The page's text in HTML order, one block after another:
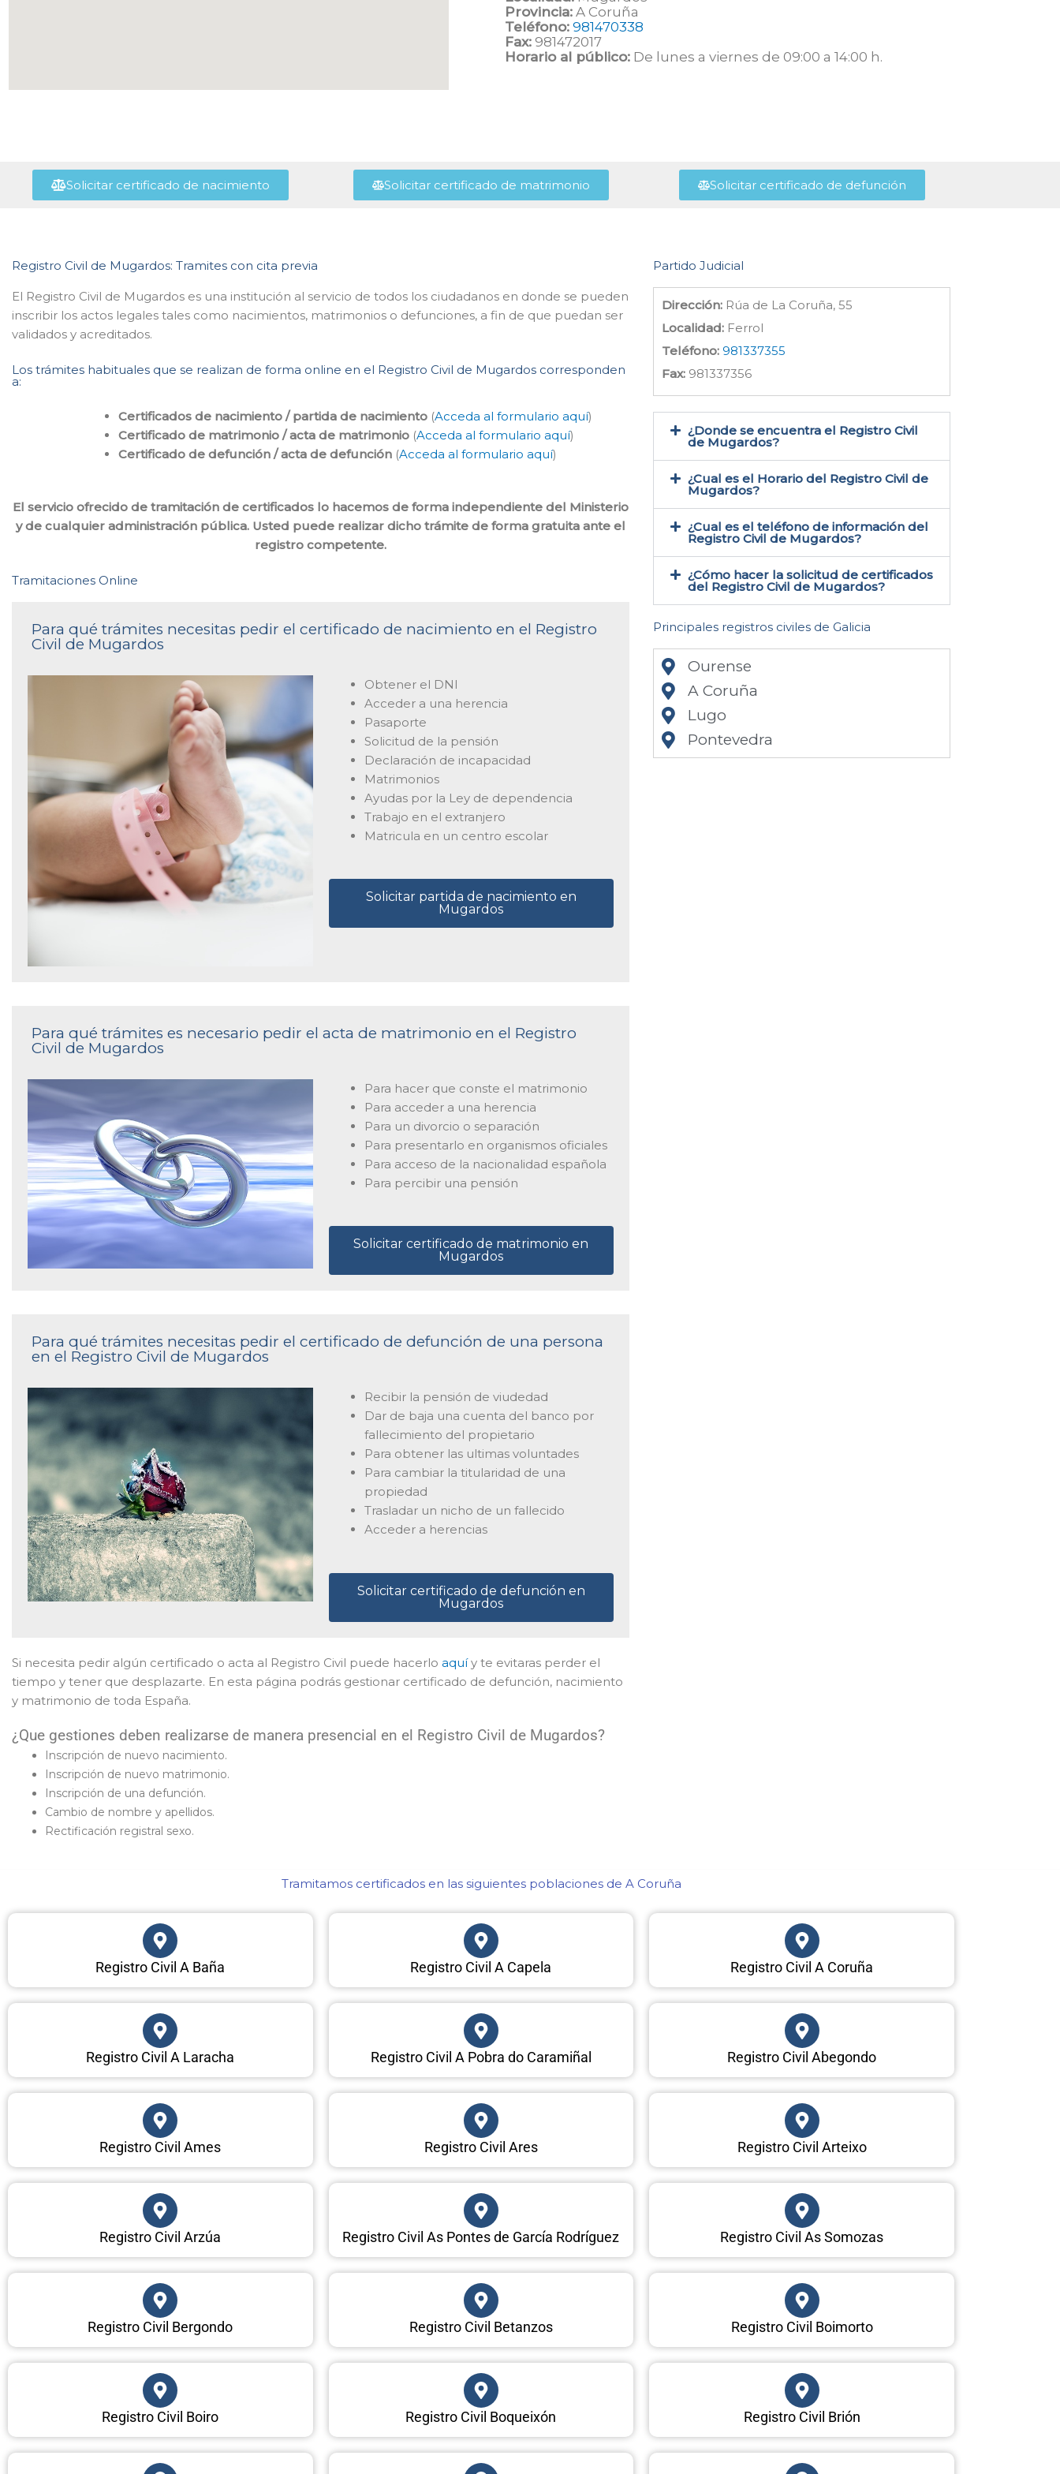
Provincia: A Coruña
Teléfono: 981470338
Fax: 981472017
Horario al público: De lunes a viernes de 09:00 a 14:00 h.
Solicitar certificado de nacimiento Solicitar certificado de matrimonio Solicitar certificado de defunción
Registro Civil de Mugardos: Tramites con cita previa
El Registro Civil de Mugardos es una institución al servicio de todos los ciudadanos en donde se pueden
inscribir los actos legales tales como nacimientos, matrimonios o defunciones, a fin de que puedan ser
validados y acreditados.
Los trámites habituales que se realizan de forma online en el Registro Civil de Mugardos corresponden
a:
Certificados de nacimiento / partida de nacimiento (Acceda al formulario aquí)
Certificado de matrimonio / acta de matrimonio (Acceda al formulario aquí)
Certificado de defunción / acta de defunción (Acceda al formulario aquí)
El servicio ofrecido de tramitación de certificados lo hacemos de forma independiente del Ministerio
y de cualquier administración pública. Usted puede realizar dicho trámite de forma gratuita ante el
registro competente.
Tramitaciones Online
Para qué trámites necesitas pedir el certificado de nacimiento en el Registro
Civil de Mugardos
Obtener el DNI
Acceder a una herencia
Pasaporte
Solicitud de la pensión
Declaración de incapacidad
Matrimonios
Ayudas por la Ley de dependencia
Trabajo en el extranjero
Matricula en un centro escolar
Solicitar partida de nacimiento en
Mugardos
Para qué trámites es necesario pedir el acta de matrimonio en el Registro
Civil de Mugardos
Para hacer que conste el matrimonio
Para acceder a una herencia
Para un divorcio o separación
Para presentarlo en organismos oficiales
Para acceso de la nacionalidad española
Para percibir una pensión
Solicitar certificado de matrimonio en
Mugardos
Para qué trámites necesitas pedir el certificado de defunción de una persona
en el Registro Civil de Mugardos
Recibir la pensión de viudedad
Dar de baja una cuenta del banco por
fallecimiento del propietario
Para obtener las ultimas voluntades
Para cambiar la titularidad de una
propiedad
Trasladar un nicho de un fallecido
Acceder a herencias
Solicitar certificado de defunción en
Mugardos
Si necesita pedir algún certificado o acta al Registro Civil puede hacerlo aquíy te evitaras perder el
tiempo y tener que desplazarte. En esta página podrás gestionar certificado de defunción, nacimiento
y matrimonio de toda España.
¿Que gestiones deben realizarse de manera presencial en el Registro Civil de Mugardos?
Inscripción de nuevo nacimiento.
Inscripción de nuevo matrimonio.
Inscripción de una defunción.
Cambio de nombre y apellidos.
Rectificación registral sexo.
Partido Judicial
Dirección: Rúa de La Coruña, 55
Localidad: Ferrol
Teléfono: 981337355
Fax: 981337356
¿Donde se encuentra el Registro Civil
de Mugardos​?
¿Cual es el Horario del Registro Civil de
Mugardos?
¿Cual es el teléfono de información del
Registro Civil de Mugardos​?
¿Cómo hacer la solicitud de certificados
del Registro Civil de Mugardos​?
Principales registros civiles de Galicia
Ourense
A Coruña
Lugo
Pontevedra
Tramitamos certificados en las siguientes poblaciones de A Coruña​
Registro Civil A Baña Registro Civil A Capela Registro Civil A Coruña
Registro Civil A Laracha Registro Civil A Pobra do Caramiñal Registro Civil Abegondo
Registro Civil Ames Registro Civil Ares Registro Civil Arteixo
Registro Civil Arzúa Registro Civil As Pontes de García Rodríguez Registro Civil As Somozas
Registro Civil Bergondo Registro Civil Betanzos Registro Civil Boimorto
Registro Civil Boiro Registro Civil Boqueixón Registro Civil Brión